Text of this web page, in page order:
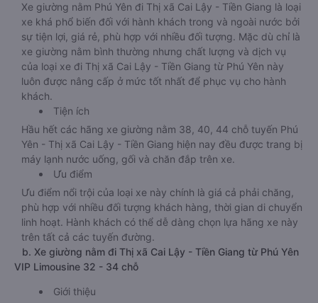
Xe giường nằm Phú Yên đi Thị xã Cai Lậy - Tiền Giang là loại
xe khá phổ biến đối với hành khách trong và ngoài nước bởi
sự tiện lợi, giá rẻ, phù hợp với nhiều đối tượng. Mặc dù chỉ là
xe giường nằm bình thường nhưng chất lượng và dịch vụ
của loại xe đi Thị xã Cai Lậy - Tiền Giang từ Phú Yên này
luôn được nâng cấp ở mức tốt nhất để phục vụ cho hành
khách.
Tiện ích
Hầu hết các hãng xe giường nằm 38, 40, 44 chỗ tuyến Phú
Yên - Thị xã Cai Lậy - Tiền Giang hiện nay đều được trang bị
máy lạnh nước uống, gối và chăn đắp trên xe.
Ưu điểm
Ưu điểm nổi trội của loại xe này chính là giá cả phải chăng,
phù hợp với nhiều đối tượng khách hàng, thời gian di chuyển
linh hoạt. Hành khách có thể dễ dàng chọn lựa hãng xe này
trên tất cả các tuyến đường.
b. Xe giường nằm đi Thị xã Cai Lậy - Tiền Giang từ Phú Yên
VIP Limousine 32 - 34 chỗ
Giới thiệu